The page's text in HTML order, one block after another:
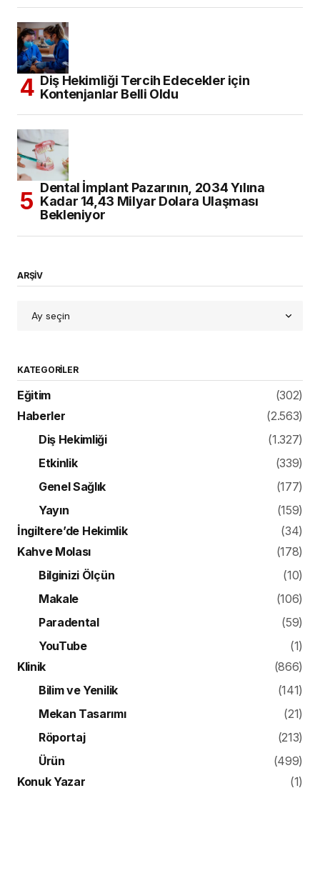
Diş Hekimliği Tercih Edecekler için
Kontenjanlar Belli Oldu
Dental İmplant Pazarının, 2034 Yılına
Kadar 14,43 Milyar Dolara Ulaşması
Bekleniyor
ARŞİV
KATEGORILER
Eğitim
(302)
Haberler
(2.563)
Diş Hekimliği
(1.327)
Etkinlik
(339)
Genel Sağlık
(177)
Yayın
(159)
İngiltere’de Hekimlik
(34)
Kahve Molası
(178)
Bilginizi Ölçün
(10)
Makale
(106)
Paradental
(59)
YouTube
(1)
Klinik
(866)
Bilim ve Yenilik
(141)
Mekan Tasarımı
(21)
Röportaj
(213)
Ürün
(499)
Konuk Yazar
(1)